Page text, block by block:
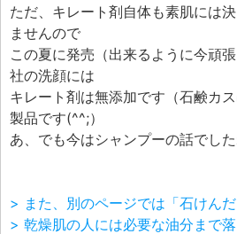
ただ、キレート剤自体も素肌には
ませんので
この夏に発売（出来るように今頑
社の洗顔には
キレート剤は無添加です（石鹸カ
製品です(^^;）
あ、でも今はシャンプーの話でし
> また、別のページでは「石けんだ
> 乾燥肌の人には必要な油分まで